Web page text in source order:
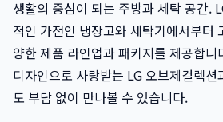
생활의 중심이 되는 주방과 세탁 공간.
적인 가전인 냉장고와 세탁기에서부터
양한 제품 라인업과 패키지를 제공합니
디자인으로 사랑받는 LG 오브제컬렉션
도 부담 없이 만나볼 수 있습니다.